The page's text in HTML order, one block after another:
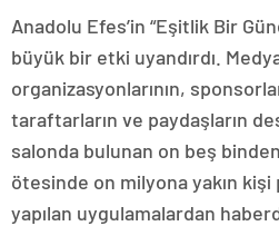
Anadolu Efes’in “Eşitlik Bir
büyük bir etki uyandırdı.
organizasyonlarının,
taraftarların ve paydaşların
salonda bulunan on beş
ötesinde on milyona yakın kişi
yapılan uygulamalardan